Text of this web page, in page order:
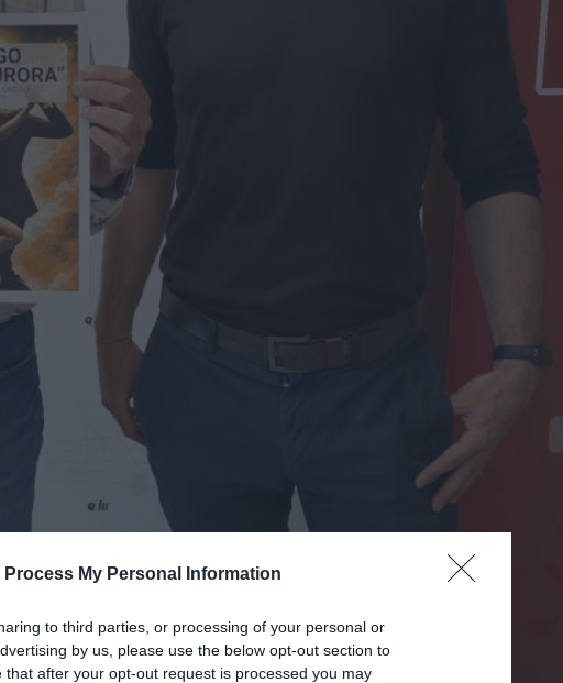
Process My Personal Information
to third parties, or processing of your personal or
by us, please use the below opt-out section to
after your opt-out request is processed you may